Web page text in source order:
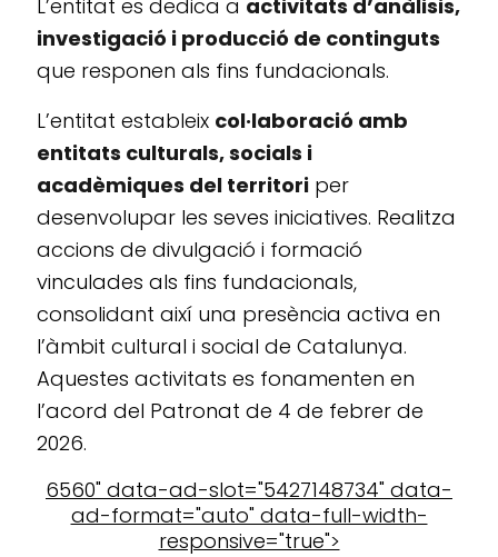
L’entitat es dedica a activitats d’anàlisis,
investigació i producció de continguts
que responen als fins fundacionals.
L’entitat estableix col·laboració amb
entitats culturals, socials i
acadèmiques del territori per
desenvolupar les seves iniciatives. Realitza
accions de divulgació i formació
vinculades als fins fundacionals,
consolidant així una presència activa en
l’àmbit cultural i social de Catalunya.
Aquestes activitats es fonamenten en
l’acord del Patronat de 4 de febrer de
2026.
6560" data-ad-slot="5427148734" data-
ad-format="auto" data-full-width-
responsive="true">